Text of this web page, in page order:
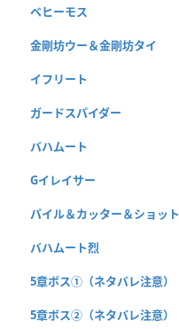
ベヒーモス
金剛坊ウー＆金剛坊タイ
イフリート
ガードスパイダー
バハムート
Gイレイサー
パイル＆カッター＆ショット
バハムート烈
5章ボス①（ネタバレ注意）
5章ボス②（ネタバレ注意）